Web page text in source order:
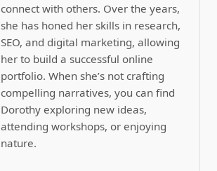
connect with others. Over the years,
she has honed her skills in research,
SEO, and digital marketing, allowing
her to build a successful online
portfolio. When she’s not crafting
compelling narratives, you can find
Dorothy exploring new ideas,
attending workshops, or enjoying
nature.